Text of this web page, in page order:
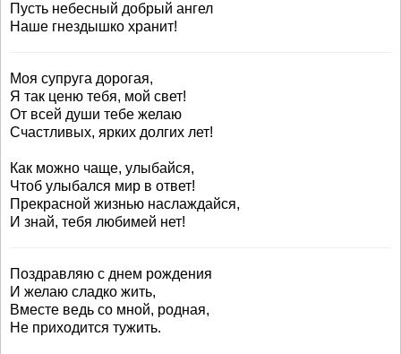
Пусть небесный добрый ангел
Наше гнездышко хранит!
Моя супруга дорогая,
Я так ценю тебя, мой свет!
От всей души тебе желаю
Счастливых, ярких долгих лет!
Как можно чаще, улыбайся,
Чтоб улыбался мир в ответ!
Прекрасной жизнью наслаждайся,
И знай, тебя любимей нет!
Поздравляю с днем рождения
И желаю сладко жить,
Вместе ведь со мной, родная,
Не приходится тужить.